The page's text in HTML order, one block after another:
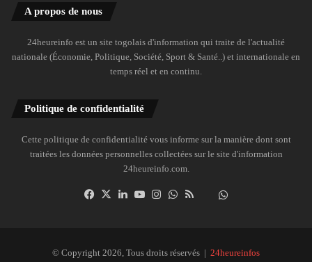
A propos de nous
24heureinfo est un site togolais d'information qui traite de l'actualité
nationale (Économie, Politique, Société, Sport & Santé..) et internationale en
temps réel et en continu.
Politique de confidentialité
Cette politique de confidentialité vous informe sur la manière dont sont
traitées les données personnelles collectées sur le site d'information
24heureinfo.com.
Facebook
X LinkedinYouTubeInstagramWhatsAppDailymotion
© Copyright 2026, Tous droits réservés | 24heureinfos